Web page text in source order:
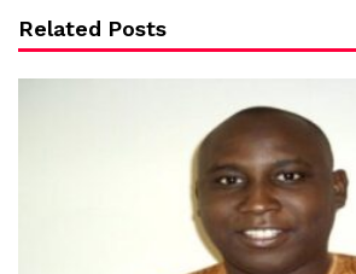
Related Posts